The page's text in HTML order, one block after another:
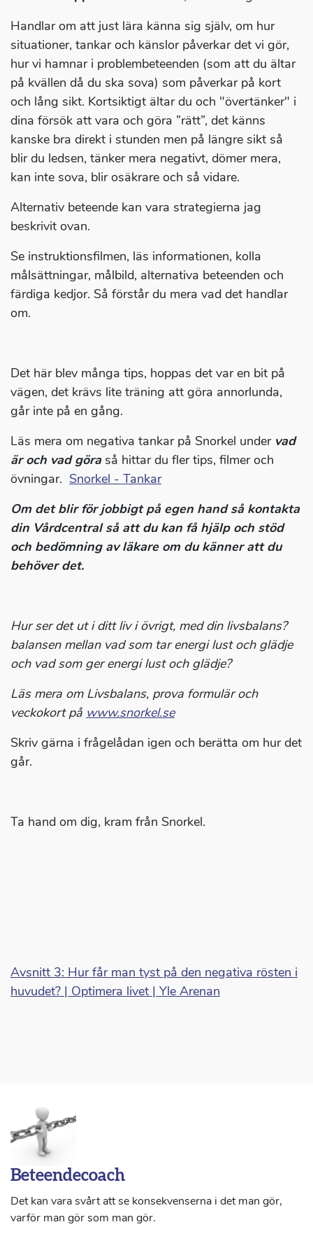
Handlar om att just lära känna sig själv, om hur
situationer, tankar och känslor påverkar det vi gör,
hur vi hamnar i problembeteenden (som att du ältar
på kvällen då du ska sova) som påverkar på kort
och lång sikt. Kortsiktigt ältar du och "övertänker" i
dina försök att vara och göra ”rätt”, det känns
kanske bra direkt i stunden men på längre sikt så
blir du ledsen, tänker mera negativt, dömer mera,
kan inte sova, blir osäkrare och så vidare.
Alternativ beteende kan vara strategierna jag
beskrivit ovan.
Se instruktionsfilmen, läs informationen, kolla
målsättningar, målbild, alternativa beteenden och
färdiga kedjor. Så förstår du mera vad det handlar
om.
Det här blev många tips, hoppas det var en bit på
vägen, det krävs lite träning att göra annorlunda,
går inte på en gång.
Läs mera om negativa tankar på Snorkel undervad
är och vad göraså hittar du fler tips, filmer och
övningar. Snorkel - Tankar
Om det blir för jobbigt på egen hand så kontakta
din Vårdcentral så att du kan få hjälp och stöd
och bedömning av läkare om du känner att du
behöver det.
Hur ser det ut i ditt liv i övrigt, med din livsbalans?
balansen mellan vad som tar energi lust och glädje
och vad som ger energi lust och glädje?
Läs mera om Livsbalans, prova formulär och
veckokort på www.snorkel.se
Skriv gärna i frågelådan igen och berätta om hur det
går.
Ta hand om dig, kram från Snorkel.
Avsnitt 3: Hur får man tyst på den negativa rösten i
huvudet? | Optimera livet | Yle Arenan
Beteendecoach
Det kan vara svårt att se konsekvenserna i det man gör,
varför man gör som man gör.